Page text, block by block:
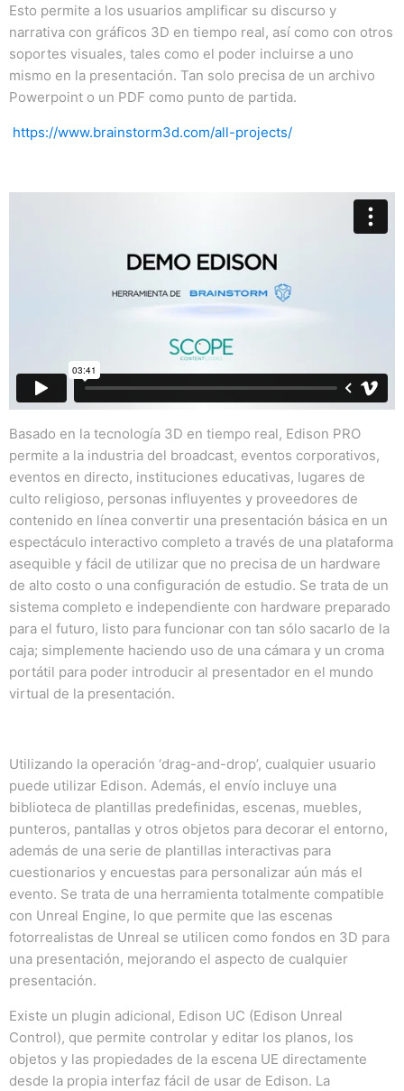
Esto permite a los usuarios amplificar su discurso y
narrativa con gráficos 3D en tiempo real, así como con otros
soportes visuales, tales como el poder incluirse a uno
mismo en la presentación. Tan solo precisa de un archivo
Powerpoint o un PDF como punto de partida.
https://www.brainstorm3d.com/all-projects/
Basado en la tecnología 3D en tiempo real, Edison PRO
permite a la industria del broadcast, eventos corporativos,
eventos en directo, instituciones educativas, lugares de
culto religioso, personas influyentes y proveedores de
contenido en línea convertir una presentación básica en un
espectáculo interactivo completo a través de una plataforma
asequible y fácil de utilizar que no precisa de un hardware
de alto costo o una configuración de estudio. Se trata de un
sistema completo e independiente con hardware preparado
para el futuro, listo para funcionar con tan sólo sacarlo de la
caja; simplemente haciendo uso de una cámara y un croma
portátil para poder introducir al presentador en el mundo
virtual de la presentación.
Utilizando la operación ‘drag-and-drop’, cualquier usuario
puede utilizar Edison. Además, el envío incluye una
biblioteca de plantillas predefinidas, escenas, muebles,
punteros, pantallas y otros objetos para decorar el entorno,
además de una serie de plantillas interactivas para
cuestionarios y encuestas para personalizar aún más el
evento. Se trata de una herramienta totalmente compatible
con Unreal Engine, lo que permite que las escenas
fotorrealistas de Unreal se utilicen como fondos en 3D para
una presentación, mejorando el aspecto de cualquier
presentación.
Existe un plugin adicional, Edison UC (Edison Unreal
Control), que permite controlar y editar los planos, los
objetos y las propiedades de la escena UE directamente
desde la propia interfaz fácil de usar de Edison. La